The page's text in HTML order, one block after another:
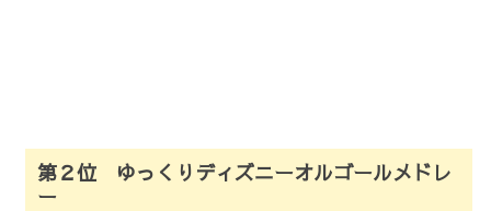
第２位 ゆっくりディズニーオルゴールメドレ
ー